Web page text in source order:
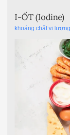
I-ỐT (Iodine)
khoáng chất vi lượng